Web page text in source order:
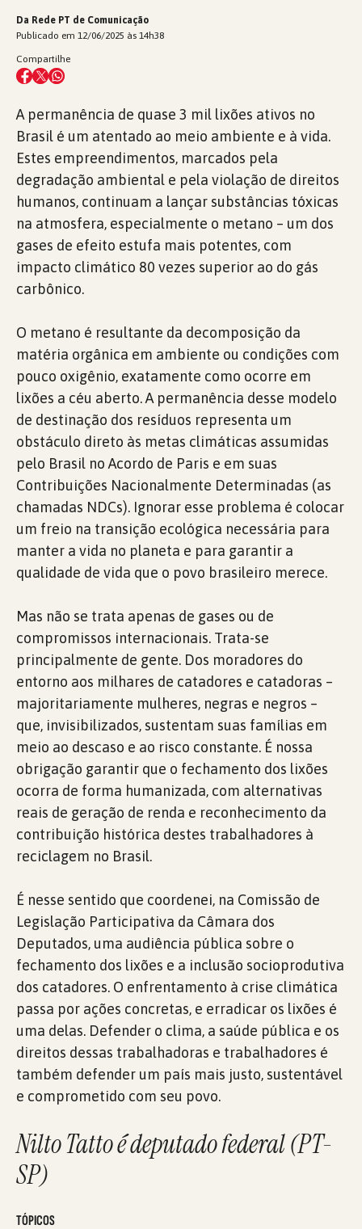
Da Rede PT de Comunicação
Publicado em 12/06/2025 às 14h38
Compartilhe
A permanência de quase 3 mil lixões ativos no
Brasil é um atentado ao meio ambiente e à vida.
Estes empreendimentos, marcados pela
degradação ambiental e pela violação de direitos
humanos, continuam a lançar substâncias tóxicas
na atmosfera, especialmente o metano – um dos
gases de efeito estufa mais potentes, com
impacto climático 80 vezes superior ao do gás
carbônico.
O metano é resultante da decomposição da
matéria orgânica em ambiente ou condições com
pouco oxigênio, exatamente como ocorre em
lixões a céu aberto. A permanência desse modelo
de destinação dos resíduos representa um
obstáculo direto às metas climáticas assumidas
pelo Brasil no Acordo de Paris e em suas
Contribuições Nacionalmente Determinadas (as
chamadas NDCs). Ignorar esse problema é colocar
um freio na transição ecológica necessária para
manter a vida no planeta e para garantir a
qualidade de vida que o povo brasileiro merece.
Mas não se trata apenas de gases ou de
compromissos internacionais. Trata-se
principalmente de gente. Dos moradores do
entorno aos milhares de catadores e catadoras –
majoritariamente mulheres, negras e negros –
que, invisibilizados, sustentam suas famílias em
meio ao descaso e ao risco constante. É nossa
obrigação garantir que o fechamento dos lixões
ocorra de forma humanizada, com alternativas
reais de geração de renda e reconhecimento da
contribuição histórica destes trabalhadores à
reciclagem no Brasil.
É nesse sentido que coordenei, na Comissão de
Legislação Participativa da Câmara dos
Deputados, uma audiência pública sobre o
fechamento dos lixões e a inclusão socioprodutiva
dos catadores. O enfrentamento à crise climática
passa por ações concretas, e erradicar os lixões é
uma delas. Defender o clima, a saúde pública e os
direitos dessas trabalhadoras e trabalhadores é
também defender um país mais justo, sustentável
e comprometido com seu povo.
Nilto Tatto é deputado federal (PT-
SP)
TÓPICOS